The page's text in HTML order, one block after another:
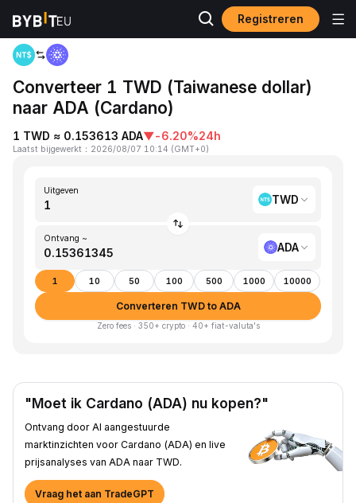
Registreren
Startpagina
Converteer 1 TWD (Taiwanese dollar)
naar ADA (Cardano)
1 TWD ≈ 0.153613 ADA▼-6.20%24h
Laatst bijgewerkt ： 2026/08/07 10:14 (GMT+0)
Uitgeven
TWD
Ontvang ~
ADA
1 10 50 100 500 1000 10000
Converteren TWD to ADA
Zero fees · 350+ crypto · 40+ fiat-valuta's
"Moet ik Cardano (ADA) nu kopen?"
Ontvang door AI aangestuurde
marktinzichten voor Cardano (ADA) en live
prijsanalyses van ADA naar TWD.
Vraag het aan TradeGPT